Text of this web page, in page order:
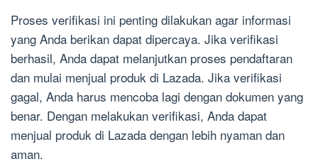
Proses verifikasi ini penting dilakukan agar informasi
yang Anda berikan dapat dipercaya. Jika verifikasi
berhasil, Anda dapat melanjutkan proses pendaftaran
dan mulai menjual produk di Lazada. Jika verifikasi
gagal, Anda harus mencoba lagi dengan dokumen yang
benar. Dengan melakukan verifikasi, Anda dapat
menjual produk di Lazada dengan lebih nyaman dan
aman.